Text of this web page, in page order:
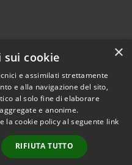
Copyright © 2026 • Comune di
Colli del Tronto • Powered by
Municipium•
Accesso
redazione
×
cookie
e assimilati strettamente
e alla navigazione del sito,
al solo fine di elaborare
e anonime.
la cookie policy al seguente link
RIFIUTA TUTTO